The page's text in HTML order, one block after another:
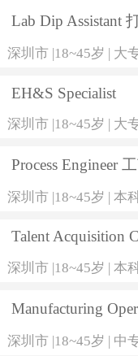
Lab Dip Assistant
深圳市 18~45岁 大
EH&S Specialist
深圳市 |18~45岁 | 大
Process Engineer
深圳市 18~45岁 本
Talent Acquisition
深圳市 |18~45岁 | 本
Manufacturing
深圳市 |18~45岁 | 中